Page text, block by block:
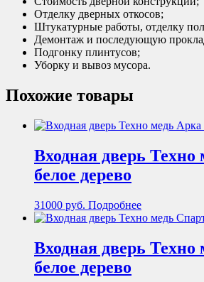
Отделку дверных откосов;
Штукатурные работы, отделку
Демонтаж и последующую
Подгонку плинтусов;
Уборку и вывоз мусора.
Похожие товары
Входная дверь Техно
белое дерево
31000 руб. Подробнее
Входная дверь Техно
белое дерево